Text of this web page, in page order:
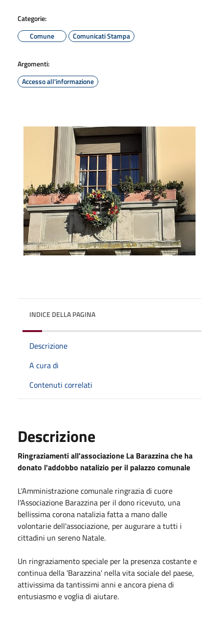
Categorie:
Comune
Comunicati Stampa
Argomenti:
Accesso all'informazione
INDICE DELLA PAGINA
Descrizione
A cura di
Contenuti correlati
Descrizione
Ringraziamenti all'associazione La Barazzina che ha
donato l'addobbo natalizio per il palazzo comunale
L'Amministrazione comunale ringrazia di cuore
l'Associazione Barazzina per il dono ricevuto, una
bellissima corona natalizia fatta a mano dalle
volontarie dell'associazione, per augurare a tutti i
cittadini un sereno Natale.
Un ringraziamento speciale per la presenza costante e
continua della 'Barazzina' nella vita sociale del paese,
attivissima da tantissimi anni e ancora piena di
entusiasmo e voglia di aiutare.